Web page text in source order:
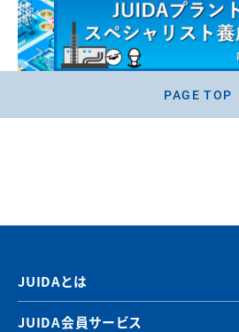
PAGE TOP
JUIDAとは
JUIDA会員サービス